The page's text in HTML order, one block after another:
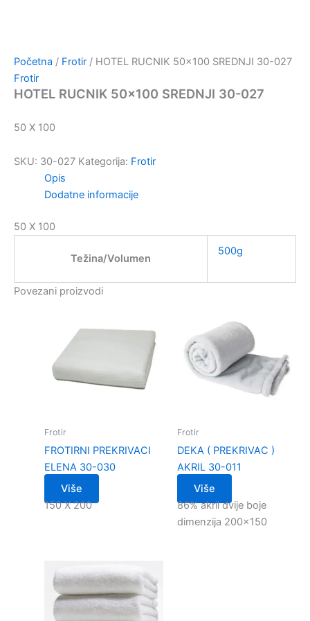
Početna / Frotir / HOTEL RUCNIK 50×100 SREDNJI 30-027
Frotir
HOTEL RUCNIK 50×100 SREDNJI 30-027
50 X 100
SKU: 30-027 Kategorija: Frotir
Opis
Dodatne informacije
50 X 100
Težina/Volumen
500g
Povezani proizvodi
Frotir
FROTIRNI PREKRIVACI
ELENA 30-030
Više
150 X 200
Frotir
DEKA ( PREKRIVAC )
AKRIL 30-011
Više
86% akril dvije boje
dimenzija 200×150